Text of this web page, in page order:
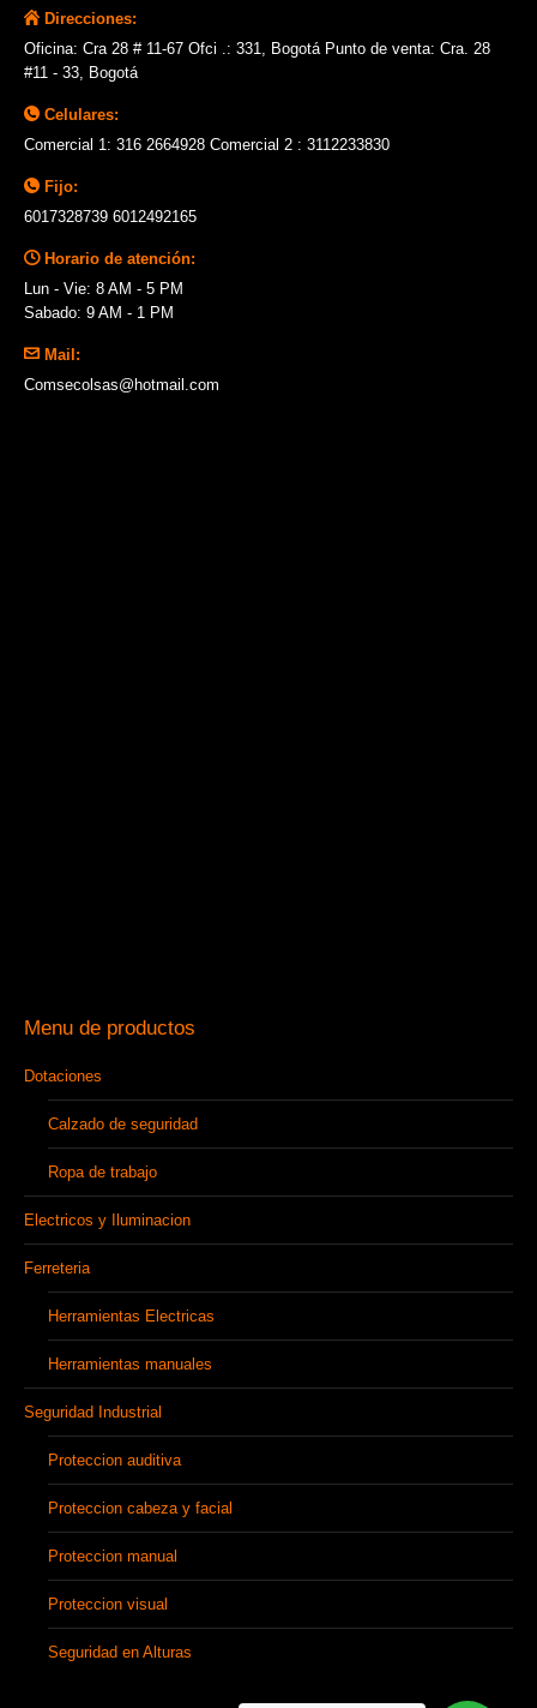
Direcciones:
Oficina: Cra 28 # 11-67 Ofci .: 331, Bogotá Punto de venta: Cra. 28
#11 - 33, Bogotá
Celulares:
Comercial 1: 316 2664928 Comercial 2 : 3112233830
Fijo:
6017328739 6012492165
Horario de atención:
Lun - Vie: 8 AM - 5 PM
Sabado: 9 AM - 1 PM
Mail:
Comsecolsas@hotmail.com
Menu de productos
Dotaciones
Calzado de seguridad
Ropa de trabajo
Electricos y Iluminacion
Ferreteria
Herramientas Electricas
Herramientas manuales
Seguridad Industrial
Proteccion auditiva
Proteccion cabeza y facial
Proteccion manual
Proteccion visual
Seguridad en Alturas